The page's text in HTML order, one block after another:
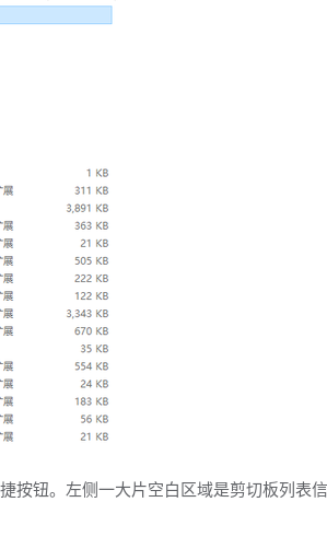
按钮。左侧一大片空白区域是剪切板列表信